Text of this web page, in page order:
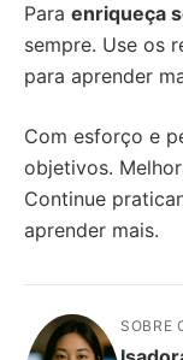
Para enriqueça
sempre. Use os
para aprender
Com esforço e
objetivos.
Continue
aprender mais.
SOBRE